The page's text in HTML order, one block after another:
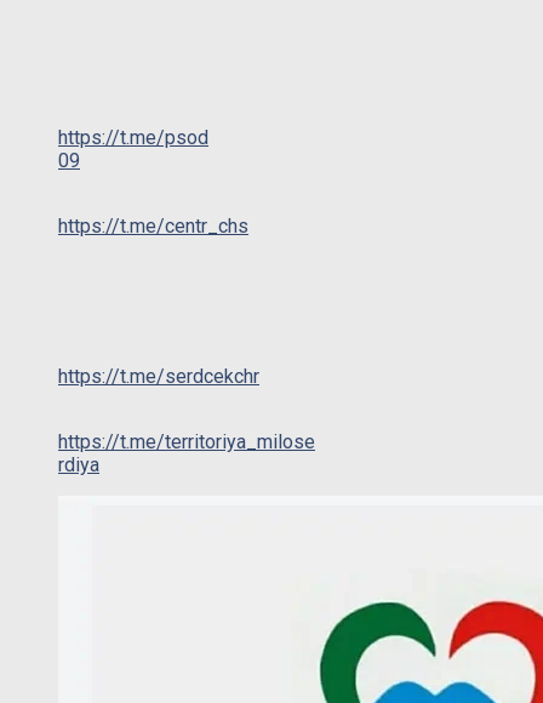
https://t.me/psod
09
https://t.me/centr_chs
https://t.me/serdcekchr
https://t.me/territoriya_milose
rdiya